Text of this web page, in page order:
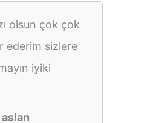
olsun çok çok
ederim sizlere
iyiki